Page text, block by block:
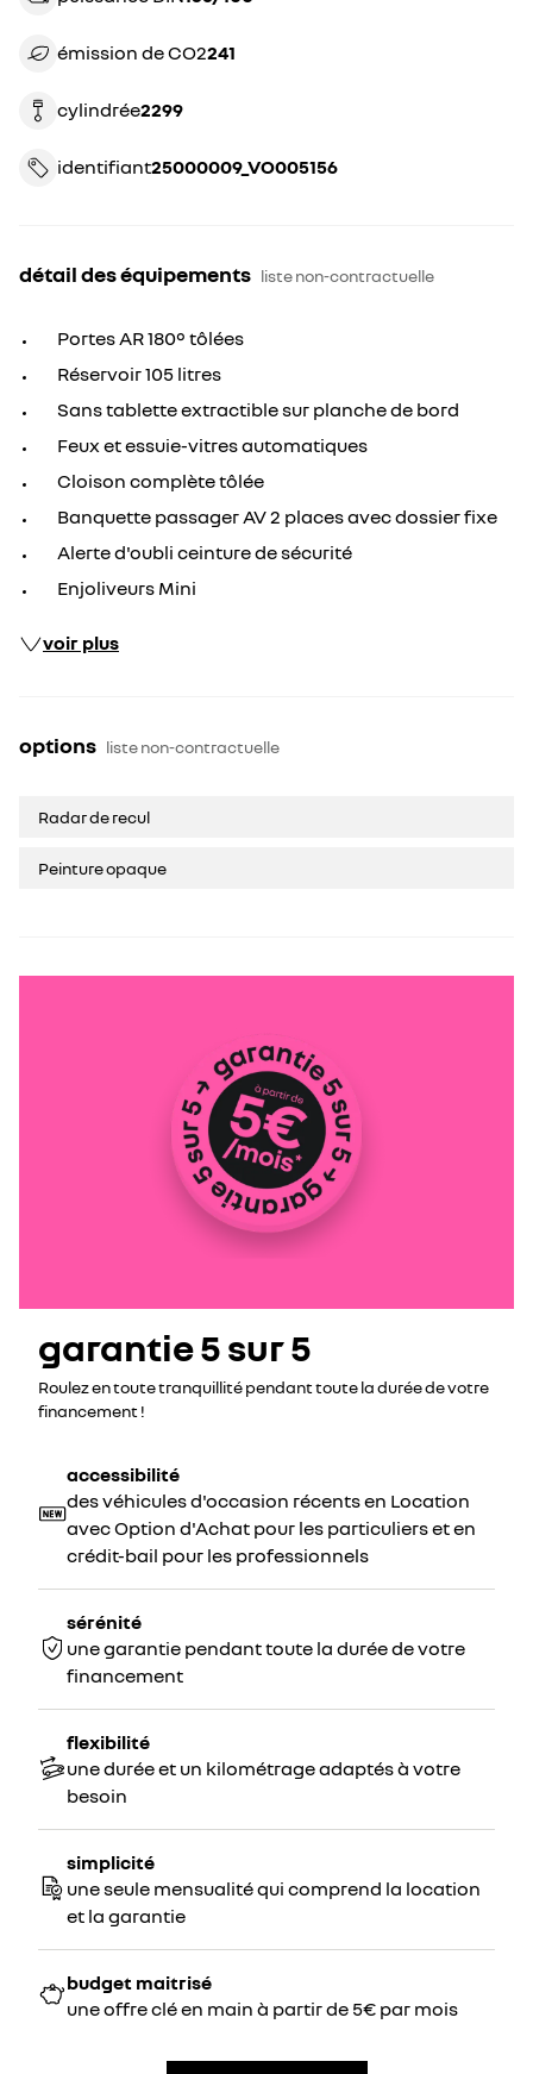
émission de CO2 241
cylindrée 2299
identifiant 25000009_VO005156
détail des équipements liste non-contractuelle
Portes AR 180° tôlées
Réservoir 105 litres
Sans tablette extractible sur planche de bord
Feux et essuie-vitres automatiques
Cloison complète tôlée
Banquette passager AV 2 places avec dossier fixe
Alerte d'oubli ceinture de sécurité
Enjoliveurs Mini
voir plus
options liste non-contractuelle
Radar de recul
Peinture opaque
garantie 5 sur 5
Roulez en toute tranquillité pendant toute la durée de votre
financement !
accessibilité
des véhicules d'occasion récents en Location
avec Option d'Achat pour les particuliers et en
crédit-bail pour les professionnels
sérénité
une garantie pendant toute la durée de votre
financement
flexibilité
une durée et un kilométrage adaptés à votre
besoin
simplicité
une seule mensualité qui comprend la location
et la garantie
budget maitrisé
une offre clé en main à partir de 5€ par mois